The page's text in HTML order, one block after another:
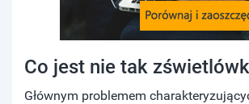
Co jest nie tak
Głównym problemem